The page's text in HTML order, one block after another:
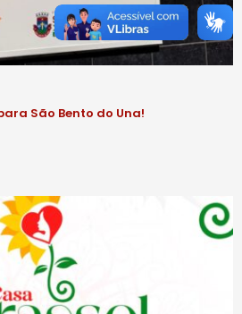
São Bento do Una!